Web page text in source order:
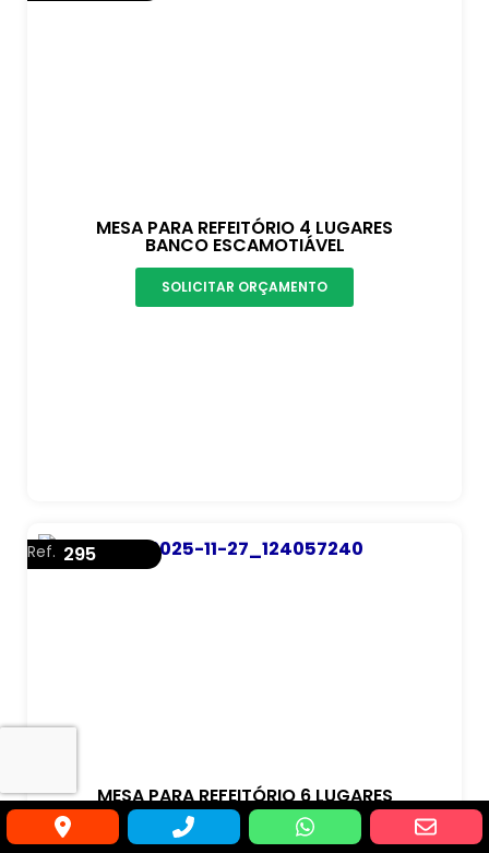
MESA PARA REFEITÓRIO 4 LUGARES
BANCO ESCAMOTIÁVEL
SOLICITAR ORÇAMENTO
MESA PARA REFEITÓRIO 6 LUGARES
BANCO ESCAMOTIÁVEL
Ref. 295